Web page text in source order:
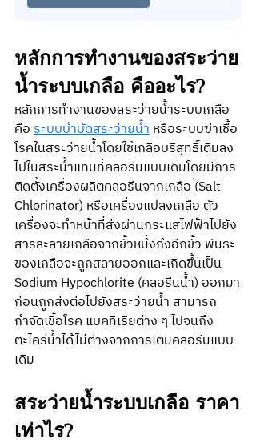
หลักการทำงานของสระว่าย
น้ำระบบเกลือ คืออะไร?
หลักการทำงานของสระว่ายน้ำระบบเกลือ
คือ ระบบบำบัดสระว่ายน้ำ หรือระบบฆ่าเชื้อ
โรคในสระว่ายน้ำโดยใช้เกลือบริสุทธิ์เติมลง
ไปในสระน้ำแทนที่คลอรีนแบบเดิมโดยมีการ
ติดตั้งเครื่องผลิตคลอรีนจากเกลือ (Salt
Chlorinator) หรือเครื่องแปลงเกลือ ตัว
เครื่องจะทำหน้าที่ส่งผ่านกระแสไฟฟ้าไปยัง
สารละลายเกลือจากขั้วหนึ่งถึงอีกขั้ว พันธะ
ของเกลือจะถูกสลายออกและเกิดขึ้นเป็น
Sodium Hypochlorite (คลอรีนน้ำ) ออกมา
ก่อนถูกส่งต่อไปยังสระว่ายน้ำ สามารถ
กำจัดเชื้อโรค แบคทีเรียต่าง ๆ ไปจนถึง
ตะไคร่น้ำได้ไม่ต่างจากการเติมคลอรีนแบบ
เดิม
สระว่ายน้ำระบบเกลือ ราคา
เท่าไร?